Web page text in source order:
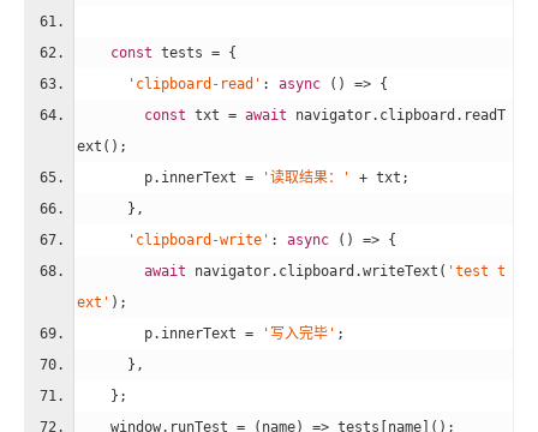
const tests = {
'clipboard-read' : async () => {
const txt = await navigator.clipboard.readT
ext();
        p.innerText =
'读取结果：'
+ txt;
      },
'clipboard-write' : async () => {
await navigator.clipboard.writeText( 'test t
ext' );
        p.innerText =
'写入完毕' ;
      },
    };
window.runTest = ( name) => tests[name]();